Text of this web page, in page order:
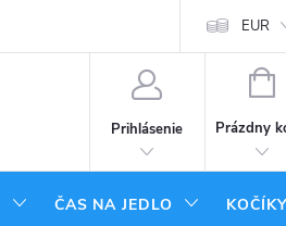
EUR
Prihlásenie
Prázdny
ČAS NA JEDLO